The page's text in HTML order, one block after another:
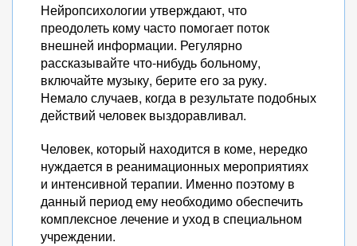
Нейропсихологии утверждают, что
преодолеть кому часто помогает поток
внешней информации. Регулярно
рассказывайте что-нибудь больному,
включайте музыку, берите его за руку.
Немало случаев, когда в результате подобных
действий человек выздоравливал.
Человек, который находится в коме, нередко
нуждается в реанимационных мероприятиях
и интенсивной терапии. Именно поэтому в
данный период ему необходимо обеспечить
комплексное лечение и уход в специальном
учреждении.